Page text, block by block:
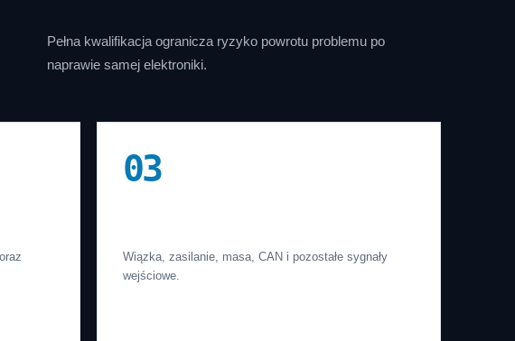
Pełna kwalifikacja ogranicza ryzyko powrotu problemu po
naprawie samej elektroniki.
03
Wiązka, zasilanie, masa, CAN i pozostałe sygnały
wejściowe.